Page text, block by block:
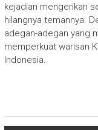
kejadian mengerikan
hilangnya temannya.
adegan-adegan yang
memperkuat warisan
Indonesia.